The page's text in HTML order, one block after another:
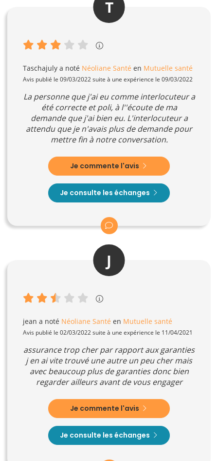
T
Taschajuly a noté Néoliane Santé en Mutuelle santé
Avis publié le 09/03/2022 suite à une expérience le 09/03/2022
La personne que j'ai eu comme interlocuteur a
été correcte et poli, à l''écoute de ma
demande que j'ai bien eu. L'interlocuteur a
attendu que je n'avais plus de demande pour
mettre fin à notre conversation.
Je commente l'avis
Je consulte les échanges
J
jean a noté Néoliane Santé en Mutuelle santé
Avis publié le 02/03/2022 suite à une expérience le 11/04/2021
assurance trop cher par rapport aux garanties
j en ai vite trouvé une autre un peu cher mais
avec beaucoup plus de garanties donc bien
regarder ailleurs avant de vous engager
Je commente l'avis
Je consulte les échanges